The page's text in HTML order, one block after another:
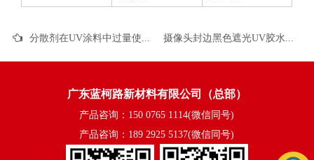
广东蓝柯路新材料有限公司（总部）
产品咨询：150 0765 1114(微信同号)
产品咨询：189 2925 5137(微信同号)